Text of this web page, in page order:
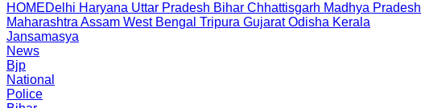
HOMEDelhi Haryana Uttar Pradesh Bihar Chhattisgarh Madhya Pradesh
Maharashtra Assam West Bengal Tripura Gujarat Odisha Kerala
Jansamasya
News
Bjp
National
Police